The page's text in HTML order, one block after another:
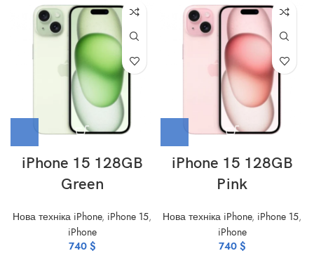
iPhone 15 128GB
Green
Нова техніка iPhone, iPhone 15,
iPhone
740 $
iPhone 15 128GB
Pink
Нова техніка iPhone, iPhone 15,
iPhone
740 $